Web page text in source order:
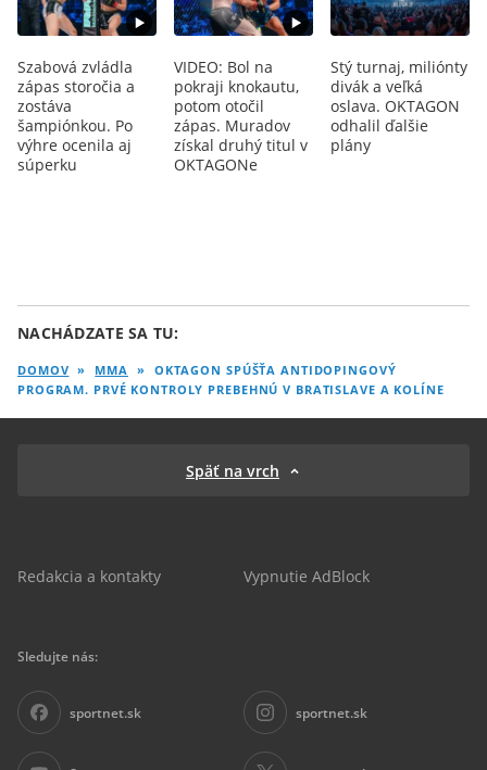
Szabová zvládla
zápas storočia a
zostáva
šampiónkou. Po
výhre ocenila aj
súperku
VIDEO: Bol na
pokraji knokautu,
potom otočil
zápas. Muradov
získal druhý titul v
OKTAGONe
Stý turnaj, miliónty
divák a veľká
oslava. OKTAGON
odhalil ďalšie
plány
NACHÁDZATE SA TU:
DOMOV » MMA » OKTAGON SPÚŠŤA ANTIDOPINGOVÝ
PROGRAM. PRVÉ KONTROLY PREBEHNÚ V BRATISLAVE A KOLÍNE
Späť na vrch
Redakcia a kontakty Vypnutie AdBlock
Sledujte nás:
sportnet.sk sportnet.sk